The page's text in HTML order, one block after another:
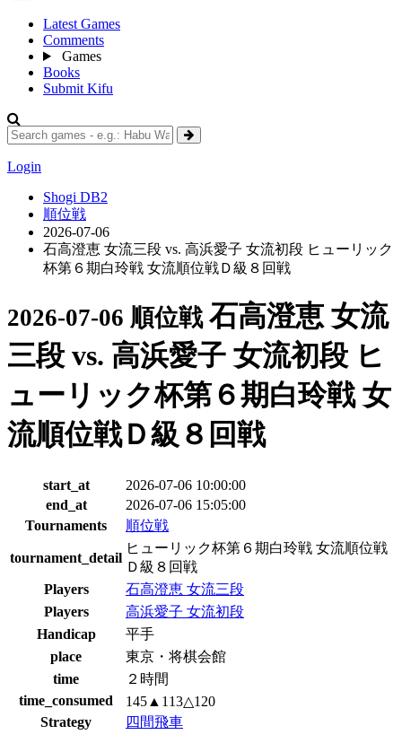
Latest Games
Comments
Games
Books
Submit Kifu
Login
Shogi DB2
順位戦
2026-07-06
石高澄恵 女流三段 vs. 高浜愛子 女流初段 ヒューリック
杯第６期白玲戦 女流順位戦Ｄ級８回戦
2026-07-06 順位戦 石高澄恵 女流
三段 vs. 高浜愛子 女流初段 ヒ
ューリック杯第６期白玲戦 女
流順位戦Ｄ級８回戦
start_at
2026-07-06 10:00:00
end_at
2026-07-06 15:05:00
Tournaments
順位戦
tournament_detail
ヒューリック杯第６期白玲戦 女流順位戦
Ｄ級８回戦
Players
石高澄恵 女流三段
Players
高浜愛子 女流初段
Handicap
平手
place
東京・将棋会館
time
２時間
time_consumed
145▲113△120
Strategy
四間飛車